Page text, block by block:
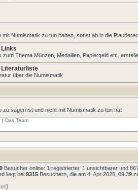
mit Numismatik zu tun haben, sonst ab in die
zum Thema Münzen, Medaillen, Papiergeld etc.
Literaturliste
über die Numismatik
zu sagen ist und nicht mit Numismatik zu tun hat
| Das Team
Besucher online: 1 registrierter, 1 unsichtbarer und
liegt bei 9315 Besuchern, die am 4. Apr 2026, 09:39